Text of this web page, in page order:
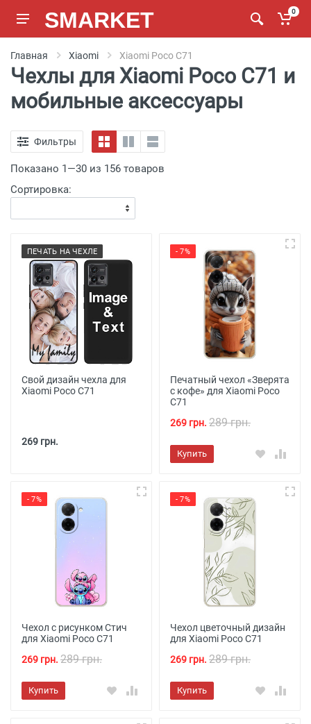
SMARKET 0
Главная Xiaomi Xiaomi Poco C71
Чехлы для Xiaomi Poco C71 и
мобильные аксессуары
Фильтры
Показано 1—30 из 156 товаров
Сортировка:
ПЕЧАТЬ НА ЧЕХЛЕ
Свой дизайн чехла для
Xiaomi Poco C71
269 грн.
- 7%
Печатный чехол «Зверята
с кофе» для Xiaomi Poco
C71
269 грн. 289 грн.
Купить
- 7%
Чехол с рисунком Стич
для Xiaomi Poco C71
269 грн. 289 грн.
Купить
- 7%
Чехол цветочный дизайн
для Xiaomi Poco C71
269 грн. 289 грн.
Купить